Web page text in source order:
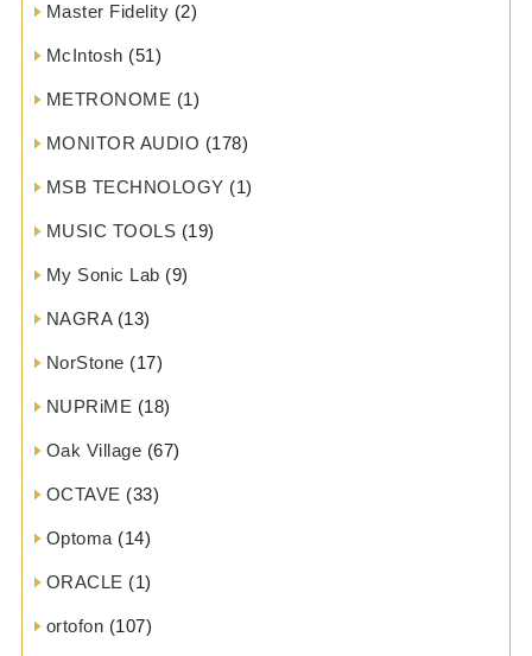
Master Fidelity (2)
McIntosh (51)
METRONOME (1)
MONITOR AUDIO (178)
MSB TECHNOLOGY (1)
MUSIC TOOLS (19)
My Sonic Lab (9)
NAGRA(13)
NorStone (17)
NUPRiME (18)
Oak Village (67)
OCTAVE (33)
Optoma(14)
ORACLE (1)
ortofon (107)